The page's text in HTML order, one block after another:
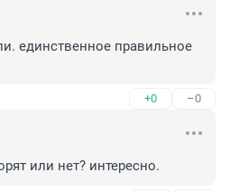
единственное правильное
+0 –0
или нет? интересно.